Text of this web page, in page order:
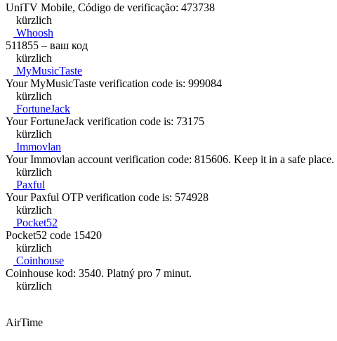
UniTV Mobile, Código de verificação: 473738
kürzlich
Whoosh
511855 – ваш код
kürzlich
MyMusicTaste
Your MyMusicTaste verification code is: 999084
kürzlich
FortuneJack
Your FortuneJack verification code is: 73175
kürzlich
Immovlan
Your Immovlan account verification code: 815606. Keep it in a safe place.
kürzlich
Paxful
Your Paxful OTP verification code is: 574928
kürzlich
Pocket52
Pocket52 code 15420
kürzlich
Coinhouse
Coinhouse kod: 3540. Platný pro 7 minut.
kürzlich
AirTime